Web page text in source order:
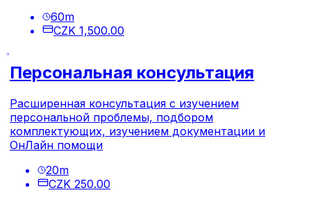
60m
CZK 1,500.00
Персональная консультация
Расширенная консультация с изучением
персональной проблемы, подбором
комплектующих, изучением документации и
ОнЛайн помощи
20m
CZK 250.00